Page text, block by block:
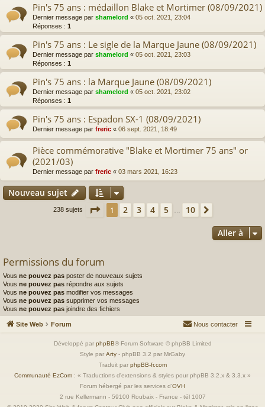
Pin's 75 ans : médaillon Blake et Mortimer (08/09/2021)
Dernier message par shamelord « 05 oct. 2021, 23:04
Réponses : 1
Pin's 75 ans : Le sigle de la Marque Jaune (08/09/2021)
Dernier message par shamelord « 05 oct. 2021, 23:03
Réponses : 1
Pin's 75 ans : la Marque Jaune (08/09/2021)
Dernier message par shamelord « 05 oct. 2021, 23:02
Réponses : 1
Pin's 75 ans : Espadon SX-1 (08/09/2021)
Dernier message par freric « 06 sept. 2021, 18:49
Pièce commémorative "Blake et Mortimer 75 ans" or
(2021/03)
Dernier message par freric « 03 mars 2021, 16:23
Nouveau sujet
238 sujets Page 1sur 10
1 2 3 4 5 10
Aller à
Permissions du forum
Vous ne pouvez pas poster de nouveaux sujets
Vous ne pouvez pas répondre aux sujets
Vous ne pouvez pas modifier vos messages
Vous ne pouvez pas supprimer vos messages
Vous ne pouvez pas joindre des fichiers
Site Web Forum Nous contacter
Développé par phpBB® Forum Software © phpBB Limited
Style par Arty - phpBB 3.2 par MrGaby
Traduit par phpBB-fr.com
Communauté EzCom : « Traductions d'extensions & styles pour phpBB 3.2.x & 3.3.x »
Forum hébergé par les services d’OVH
2 rue Kellermann - 59100 Roubaix - France - tél 1007